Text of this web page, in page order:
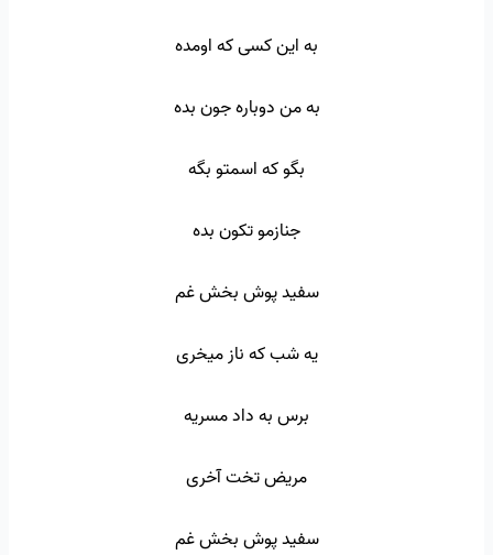
به این کسی که اومده
به من دوباره جون بده
بگو که اسمتو بگه
جنازمو تکون بده
سفید پوش بخش غم
یه شب که ناز میخری
برس به داد مسریه
مریض تخت آخری
سفید پوش بخش غم